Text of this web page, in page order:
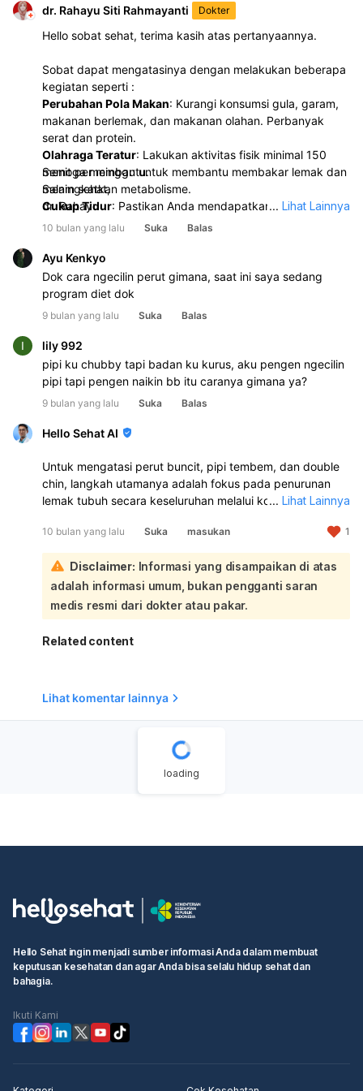
Periksa Gula Darah Secara Rutin:
pemeriksaan gula darah secara berkala untuk
memantau respons tubuh terhadap perubahan gaya
hidup.
Konsultasi dengan Dokter:
Sangat disarankan untuk
segera berkonsultasi dengan dokter spesialis penyakit
dalam atau endokrinologi. Dokter dapat membantu
menginterpretasikan hasil lab secara lebih akurat,
terutama nilai HbA1c yang perlu diklarifikasi, serta
merencanakan penanganan yang tepat, termasuk
kemungkinan pemberian obat jika diperlukan, untuk
mencegah komplikasi diabetes.
dr. Rahayu Siti Rahmayanti Dokter
Hello sobat sehat, terima kasih atas pertanyaannya.
Sobat dapat mengatasinya dengan melakukan beberapa
kegiatan seperti :
Perubahan Pola Makan: Kurangi konsumsi gula, garam,
makanan berlemak, dan makanan olahan. Perbanyak
serat dan protein.
Olahraga Teratur: Lakukan aktivitas fisik minimal 150
menit per minggu untuk membantu membakar lemak dan
meningkatkan metabolisme.
Cukup Tidur: Pastikan Anda mendapatkan 7-8 jam tidur
setiap malam untuk kesehatan tubuh secara keseluruhan.
dan kesehatan tubuh.
Konsultasi Medis : untuk assessment lebih lanjut,
sebaiknya sobat mengkonsultasikan lebih lanjut ke dokter
Semoga membantu.
Salam sehat,
dr. Rahayu
... Lihat Lainnya
10 bulan yang lalu Suka Balas
Ayu Kenkyo
Dok cara ngecilin perut gimana, saat ini saya sedang
program diet dok
9 bulan yang lalu Suka Balas
lily 992
pipi ku chubby tapi badan ku kurus, aku pengen ngecilin
pipi tapi pengen naikin bb itu caranya gimana ya?
9 bulan yang lalu Suka Balas
Hello Sehat AI
Untuk mengatasi perut buncit, pipi tembem, dan double
chin, langkah utamanya adalah fokus pada penurunan
lemak tubuh secara keseluruhan melalui kombinasi pola
Berikut adalah beberapa langkah yang bisa Anda
lakukan:
Atur Pola Makan:Ini adalah kunci utama. Kurangi
asupan makanan tinggi gula, lemak jenuh, dan
makanan olahan. Perbanyak konsumsi serat dari buah-
buahan, sayuran, biji-bijian utuh, serta protein tanpa
lemak. Hindari minuman manis dan alkohol. Mengatur
Beberapa jenis olahraga yang direkomendasikan untuk
mengecilkan perut buncit dan membantu penurunan
lemak tubuh secara keseluruhan meliputi:
Berenang, HIIT (High Intensity Interval
Training), atau bersepeda dapat meningkatkan denyut
jantung dan membakar kalori secara efisien.
Kelola Stres:Stres dapat meningkatkan hormon
kortisol yang memicu penumpukan lemak, terutama di
rileks seperti yoga, meditasi, atau hobi yang
berkualitas selama 7-9 jam setiap malam. Kurang tidur
dapat memengaruhi hormon nafsu makan dan
metabolisme, yang berkontribusi pada penumpukan
... Lihat Lainnya
10 bulan yang lalu Suka masukan 1
Disclaimer: Informasi yang disampaikan di atas
adalah informasi umum, bukan pengganti saran
medis resmi dari dokter atau pakar.
Related content
Lihat komentar lainnya
loading
Hello Sehat ingin menjadi sumber informasi Anda dalam membuat
keputusan kesehatan dan agar Anda bisa selalu hidup sehat dan
bahagia.
Ikuti Kami